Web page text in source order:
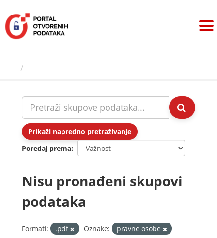
sadržaj
Prikaži napredno pretraživanje
Poredaj prema
Nisu pronađeni skupovi
podataka
Formati: .pdf Oznake:
pravne osobe